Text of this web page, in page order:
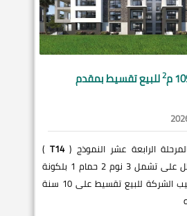
2للبيع تقسيط بمقدم
الرابعة عشر النموذج (T14
)
تطل على تشمل 3 نوم 2 حمام 1 بلكونة
بالطابق الخامس تشطيب الشركة للبيع تقسيط على 10 سنة